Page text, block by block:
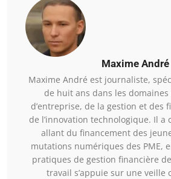
Maxime André
Maxime André est journaliste,
de huit ans dans les
d’entreprise, de la gestion et des
de l’innovation technologique. Il a
allant du financement des
mutations numériques des PME,
pratiques de gestion financière
travail s’appuie sur une veille